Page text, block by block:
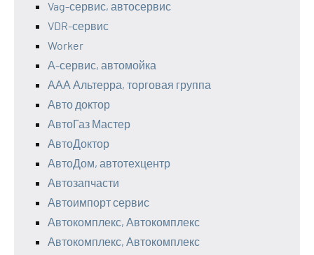
Vag-сервис, автосервис
VDR-сервис
Worker
А-сервис, автомойка
ААА Альтерра, торговая группа
Авто доктор
АвтоГаз Мастер
АвтоДоктор
АвтоДом, автотехцентр
Автозапчасти
Автоимпорт сервис
Автокомплекс, Автокомплекс
Автокомплекс, Автокомплекс